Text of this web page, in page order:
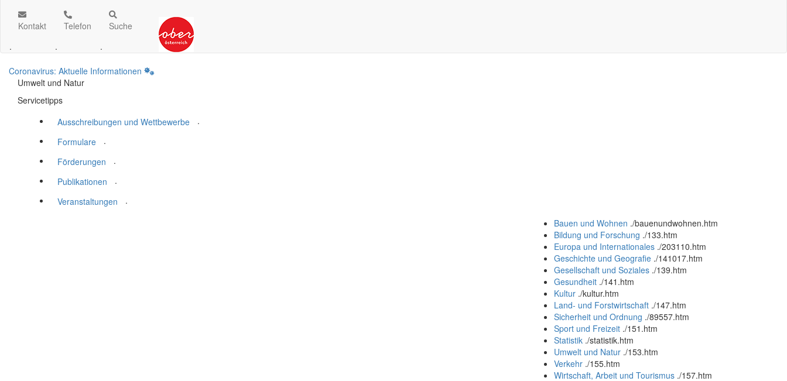
Kontakt
.
Telefon
.
Suche
.
Coronavirus: Aktuelle Informationen
Umwelt und Natur
Servicetipps
Ausschreibungen und Wettbewerbe
.
Formulare
.
Förderungen
.
Publikationen
.
Veranstaltungen
.
Bauen und Wohnen ./bauenundwohnen.htm
Bildung und Forschung ./133.htm
Europa und Internationales ./203110.htm
Geschichte und Geografie ./141017.htm
Gesellschaft und Soziales ./139.htm
Gesundheit ./141.htm
Kultur ./kultur.htm
Land- und Forstwirtschaft ./147.htm
Sicherheit und Ordnung ./89557.htm
Sport und Freizeit ./151.htm
Statistik ./statistik.htm
Umwelt und Natur ./153.htm
Verkehr ./155.htm
Wirtschaft, Arbeit und Tourismus ./157.htm